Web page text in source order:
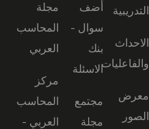
التدريبية
الاحداث
والفاعليات
معرض
الصور
أضف
سوال -
بنك
الاسئلة
مجتمع
مجلة
مجلة
المحاسب
العربي
مركز
المحاسب
العربي -